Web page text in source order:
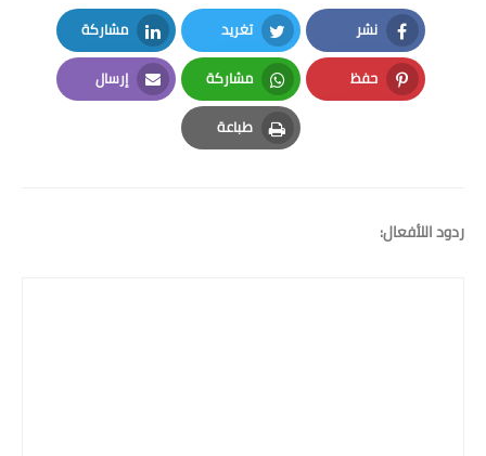
نشر
Facebook
تغريد
Twitter
مشاركة
LinkedIn
حفظ
Pinterest
مشاركة
Whatsapp
إرسال
Email
طباعة
Print
ردود اللأفعال: